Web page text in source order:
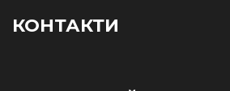
КОНТАКТИ